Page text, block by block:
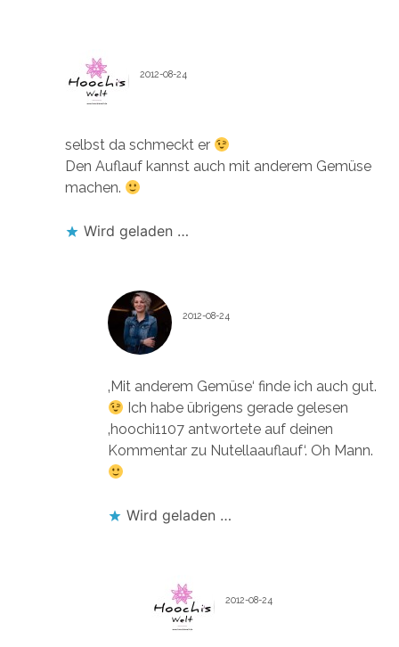
2012-08-24
selbst da schmeckt er
Den Auflauf kannst auch mit anderem Gemüse
machen.
Wird geladen …
2012-08-24
‚Mit anderem Gemüse‘ finde ich auch gut.
Ich habe übrigens gerade gelesen
‚hoochi1107 antwortete auf deinen
Kommentar zu Nutellaauflauf‘. Oh Mann.
Wird geladen …
2012-08-24